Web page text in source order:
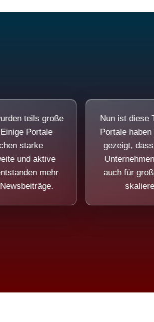
teils große
Portale
starke
und aktive
mehr
Nun ist diese
Portale
gezeigt,
auch für